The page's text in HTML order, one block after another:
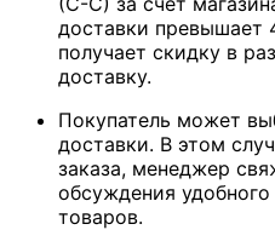
доставки превышает
получает скидку в
доставку.
Покупатель может
доставки. В этом
заказа, менеджер
обсуждения
товаров.